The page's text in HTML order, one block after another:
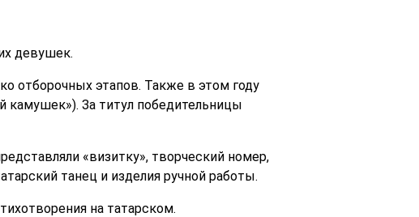
девушек.
отборочных этапов. Также в этом году
За титул победительницы
«визитку», творческий номер,
танец и изделия ручной работы.
на татарском.